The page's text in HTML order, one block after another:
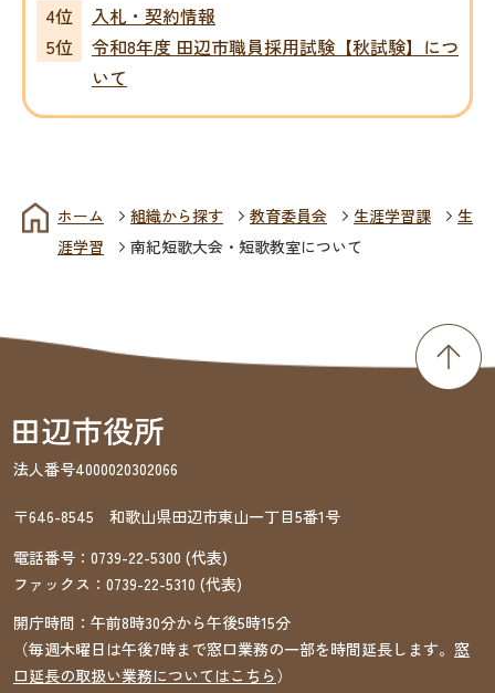
入札・契約情報
令和8年度 田辺市職員採用試験【秋試験】につ
いて
ホーム 組織から探す 教育委員会 生涯学習課
生
涯学習
南紀短歌大会・短歌教室について
法人番号4000020302066
〒646-8545 和歌山県田辺市東山一丁目5番1号
電話番号： 0739-22-5300 (代表)
ファックス： 0739-22-5310 (代表)
開庁時間：午前8時30分から午後5時15分
（毎週木曜日は午後7時まで窓口業務の一部を時間延長します。 窓
口延長の取扱い業務についてはこちら）